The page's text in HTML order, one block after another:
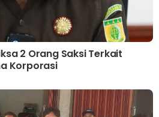
2 Orang Saksi Terkait
Korporasi